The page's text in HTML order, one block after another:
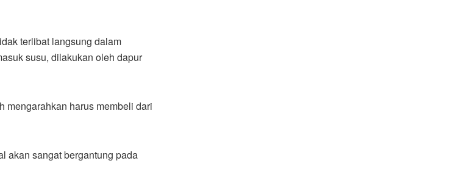
terlibat langsung dalam
susu, dilakukan oleh dapur
mengarahkan harus membeli dari
akan sangat bergantung pada